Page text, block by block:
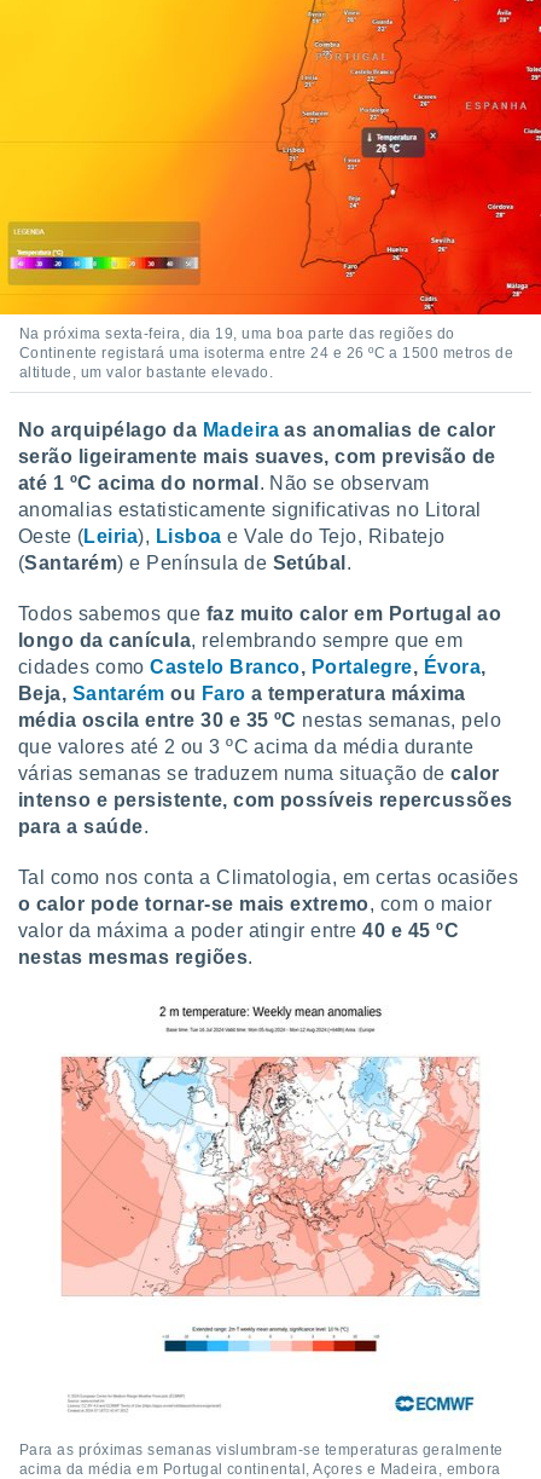
estudos
e
de
1199
Na próxima sexta-feira, dia 19, uma boa parte das regiões do
Continente registará uma isoterma entre 24 e 26 ºC a 1500 metros de
altitude, um valor bastante elevado.
No arquipélago da Madeira as anomalias de calor
serão ligeiramente mais suaves, com previsão de
até 1 ºC acima do normal . Não se observam
anomalias estatisticamente significativas no Litoral
Oeste (Leiria), Lisboa e Vale do Tejo, Ribatejo
(Santarém) e Península de Setúbal .
Todos sabemos que faz muito calor em Portugal ao
longo da canícula, relembrando sempre que em
cidades comoCastelo Branco, Portalegre, Évora,
Beja, Santarém ou Faro a temperatura máxima
média oscila entre 30 e 35 ºC nestas semanas, pelo
que valores até 2 ou 3 ºC acima da média durante
várias semanas se traduzem numa situação decalor
intenso e persistente, com possíveis repercussões
para a saúde.
Tal como nos conta a Climatologia, em certas ocasiões
o calor pode tornar-se mais extremo, com o maior
valor da máxima a poder atingir entre40 e 45 ºC
nestas mesmas regiões.
Para as próximas semanas vislumbram-se temperaturas geralmente
acima da média em Portugal continental, Açores e Madeira, embora